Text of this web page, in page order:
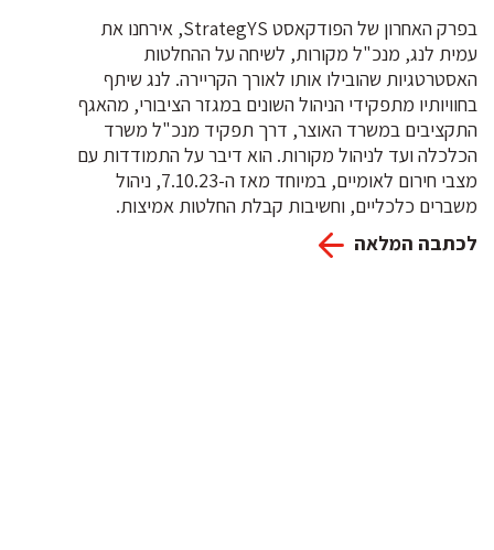
בפרק האחרון של הפודקאסט StrategYS, אירחנו את
עמית לנג, מנכ"ל מקורות, לשיחה על ההחלטות
האסטרטגיות שהובילו אותו לאורך הקריירה. לנג שיתף
בחוויותיו מתפקידי הניהול השונים במגזר הציבורי, מהאגף
התקציבים במשרד האוצר, דרך תפקיד מנכ"ל משרד
הכלכלה ועד לניהול מקורות. הוא דיבר על התמודדות עם
מצבי חירום לאומיים, במיוחד מאז ה-7.10.23, ניהול
משברים כלכליים, וחשיבות קבלת החלטות אמיצות.
לכתבה המלאה